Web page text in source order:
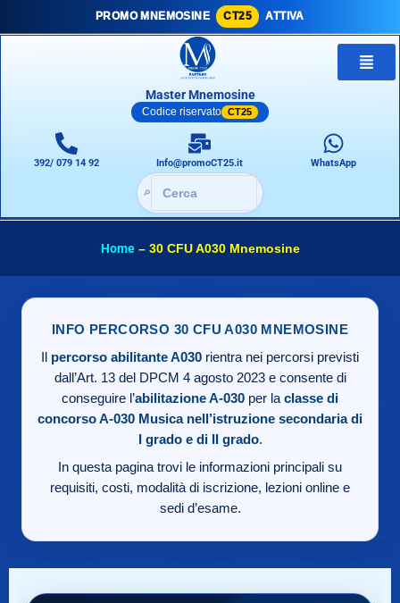
PROMO MNEMOSINE CT25 ATTIVA
Master Mnemosine
Codice riservato CT25
392/ 079 14 92 Info@promoCT25.it WhatsApp
🔎
Home– 30 CFU A030 Mnemosine
INFO PERCORSO 30 CFU A030 MNEMOSINE
percorso abilitante A030 rientra nei percorsi previsti
dall’Art. 13 del DPCM 4 agosto 2023 e consente di
conseguire l’abilitazione A-030 per la classe di
concorso A-030 Musica nell’istruzione secondaria di
I grado e di II grado.
In questa pagina trovi le informazioni principali su
requisiti, costi, modalità di iscrizione, lezioni online e
sedi d’esame.